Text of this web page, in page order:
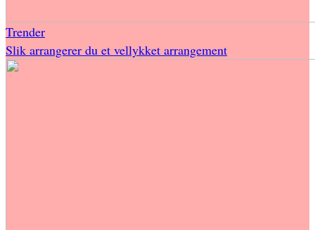
Trender
Slik arrangerer du et vellykket arrangement